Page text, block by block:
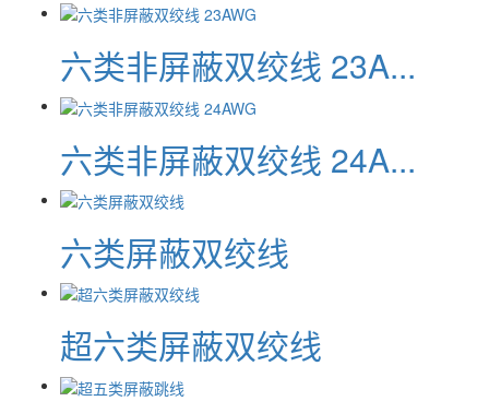
六类非屏蔽双绞线 23A...
六类非屏蔽双绞线 24A...
六类屏蔽双绞线
超六类屏蔽双绞线